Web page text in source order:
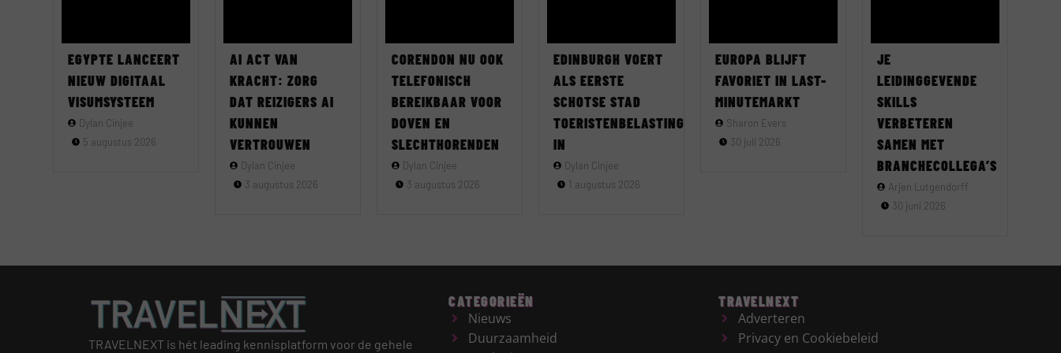
EGYPTE LANCEERT
NIEUW DIGITAAL
VISUMSYSTEEM
Dylan Cinjee
5 augustus 2026
AI ACT VAN
KRACHT: ZORG
DAT REIZIGERS AI
KUNNEN
VERTROUWEN
Dylan Cinjee
3 augustus 2026
CORENDON NU OOK
TELEFONISCH
BEREIKBAAR VOOR
DOVEN EN
SLECHTHORENDEN
Dylan Cinjee
3 augustus 2026
EDINBURGH VOERT
ALS EERSTE
SCHOTSE STAD
TOERISTENBELASTING
IN
Dylan Cinjee
1 augustus 2026
EUROPA BLIJFT
FAVORIET IN LAST-
MINUTEMARKT
Sharon Evers
30 juli 2026
JE
LEIDINGGEVENDE
SKILLS
VERBETEREN
SAMEN MET
BRANCHECOLLEGA’S
Arjen Lutgendorff
30 juni 2026
TRAVELNEXT is hét leading kennisplatform voor de gehele
CATEGORIEËN
Nieuws
Duurzaamheid
TRAVELNEXT
Adverteren
Privacy en Cookiebeleid